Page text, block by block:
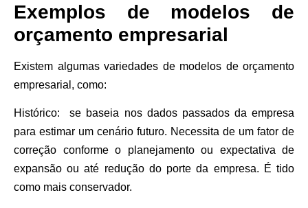
Exemplos de modelos de
orçamento empresarial
Existem algumas variedades de modelos de orçamento
empresarial, como:
Histórico:
se baseia nos dados passados da empresa
para estimar um cenário futuro. Necessita de um fator de
correção conforme o planejamento ou expectativa de
expansão ou até redução do porte da empresa. É tido
como mais conservador.